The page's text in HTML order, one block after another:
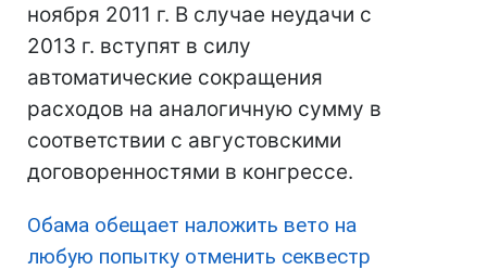
ноября 2011 г. В случае неудачи с
2013 г. вступят в силу
автоматические сокращения
расходов на аналогичную сумму в
соответствии с августовскими
договоренностями в конгрессе.
Обама обещает наложить вето на
любую попытку отменить секвестр